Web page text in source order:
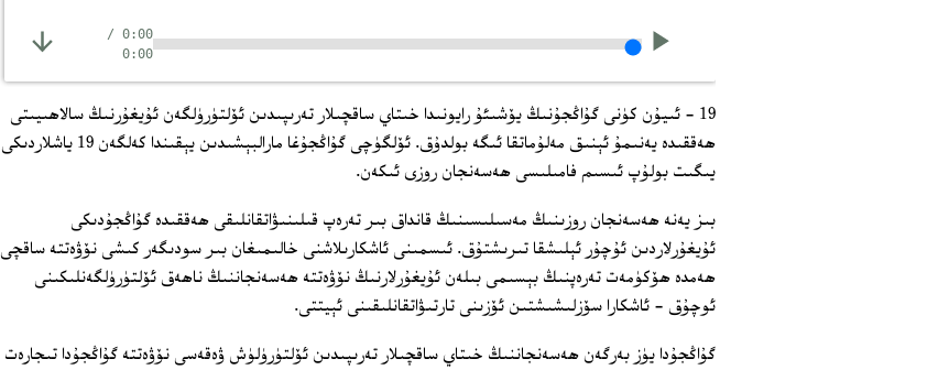
0:00
/
0:00
19 - ئىيۇن كۈنى گۇاڭجۇنىڭ يۆشىئۇ رايونىدا خىتاي ساقچىلار تەرىپىدىن ئۆلتۈرۈلگەن ئۇيغۇرنىڭ سالاھىيىتى
ھەققىدە يەنىمۇ ئېنىق مەلۇماتقا ئىگە بولدۇق. ئۆلگۈچى گۇاڭجۇغا مارالبېشىدىن يېقىندا كەلگەن 19 ياشلاردىكى
يىگىت بولۇپ ئىسىم فامىلىسى ھەسەنجان روزى ئىكەن.
بىز يەنە ھەسەنجان روزىنىڭ مەسىلىسىنىڭ قانداق بىر تەرەپ قىلىنىۋاتقانلىقى ھەققىدە گۇاڭجۇدىكى
ئۇيغۇرلاردىن ئۇچۇر ئېلىشقا تىرىشتۇق. ئىسمىنى ئاشكارىلاشنى خالىمىغان بىر سودىگەر كىشى نۆۋەتتە ساقچى
ھەمدە ھۆكۈمەت تەرەپنىڭ بېسىمى بىلەن ئۇيغۇرلارنىڭ نۆۋەتتە ھەسەنجاننىڭ ناھەق ئۆلتۈرۈلگەنلىكىنى
ئوچۇق ‏- ئاشكارا سۆزلىشىشتىن ئۆزىنى تارتىۋاتقانلىقىنى ئېيتتى.
گۇاڭجۇدا يۈز بەرگەن ھەسەنجاننىڭ خىتاي ساقچىلار تەرىپىدىن ئۆلتۈرۈلۈش ۋەقەسى نۆۋەتتە گۇاڭجۇدا تىجارەت